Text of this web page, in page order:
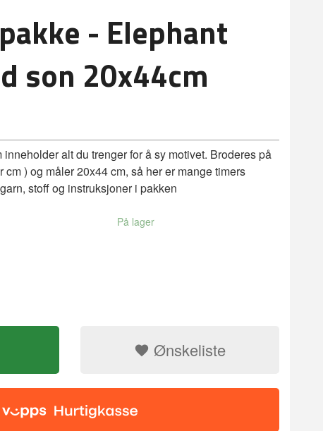
- Elephant
son 20x44cm
alt du trenger for å sy motivet. Broderes på
cm ) og måler 20x44 cm, så her er mange timers
stoff og instruksjoner i pakken
På lager
Ønskeliste